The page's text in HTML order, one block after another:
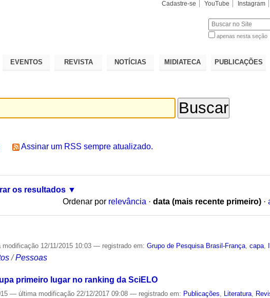
Cadastre-se YouTube Instagram
apenas nesta seção
EVENTOS REVISTA NOTÍCIAS MIDIATECA PUBLICAÇÕES
Assinar um RSS sempre atualizado.
os resultados
Ordenar por relevância · data (mais recente primeiro) ·
modificação 12/11/2015 10:03— registrado em:Grupo de Pesquisa Brasil-França ,capa
/Pessoas
primeiro lugar no ranking da SciELO
— última modificação 22/12/2017 09:08— registrado em: Publicações Literatura